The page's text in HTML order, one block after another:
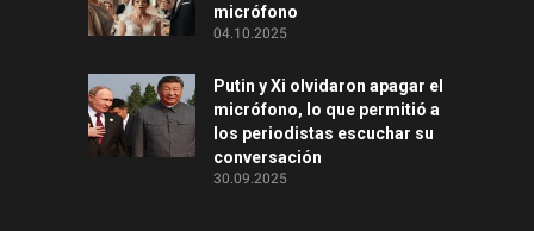
micrófono
04.10.2025
Putin y Xi olvidaron apagar el
micrófono, lo que permitió a
los periodistas escuchar su
conversación
30.09.2025